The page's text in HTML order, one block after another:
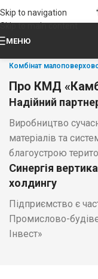
Skip to navigation
Skip to main content
МЕНЮ
Комбінат
Про КМД
Надійний
Виробництво
матеріалів та
благоустрою
Синергія
холдингу
Підприємство є
Промислово-
Інвест»